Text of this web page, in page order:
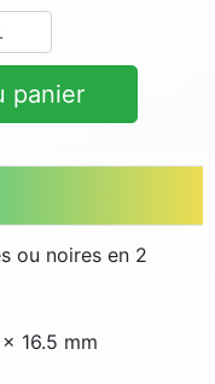
panier
ou noires en 2
16.5 mm